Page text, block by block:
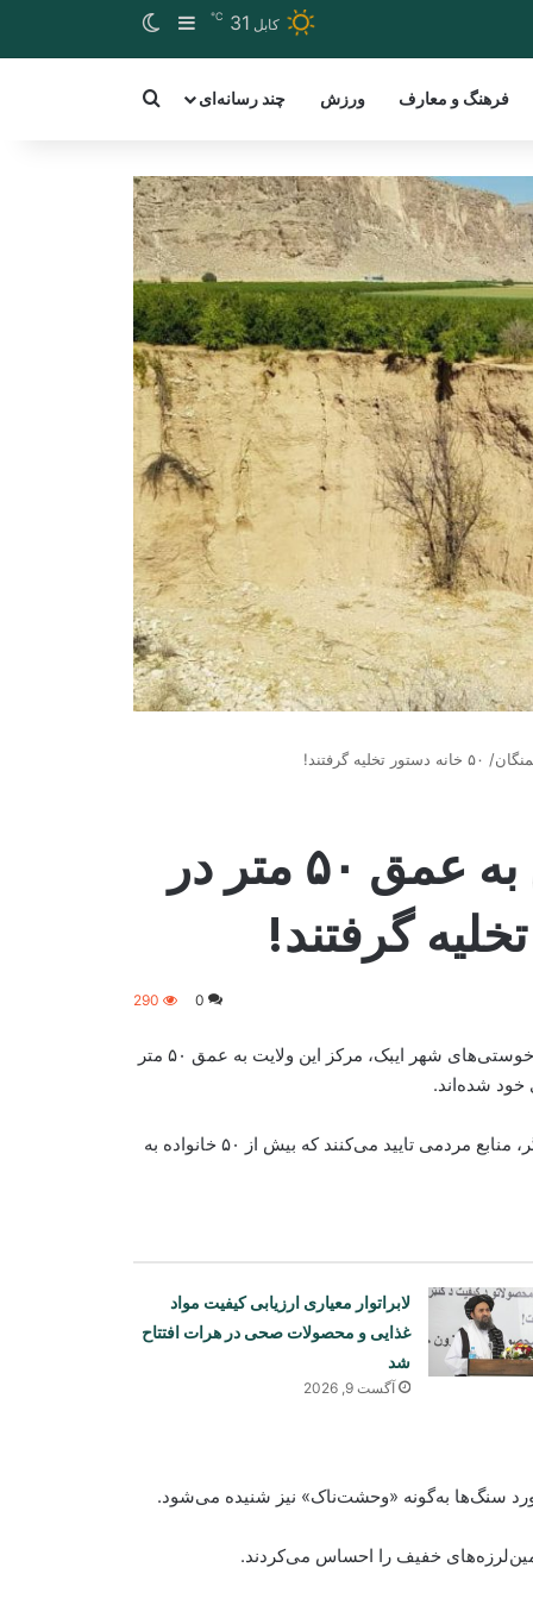
کابل 31
℃
Sidebar
فرهنگ و معارف ورزش چند رسانه‌ای for a word
فرونشست ناگهانی زمین به عمق ۵۰ متر در
0
290
منابع محلی در ولایت سمنگان می‌گویند که بخش‌هایی از زمین قریه خوستی‌های شهر ایبک، مرکز این ولایت به عمق ۵۰ متر
منابع افزوده‌اند که تاکنون چند باغ و خانه فرورفته است؛ از سوی دیگر، منابع مردمی تایید می‌کنند که بیش از ۵۰ خانواده به
لابراتوار معیاری ارزیابی کیفیت مواد
غذایی و محصولات صحی در هرات افتتاح
شد
آگست 9, 2026
سنگ‌ها به‌گونه «وحشت‌ناک» نیز شنیده می‌شود.
خفیف را احساس می‌کردند.